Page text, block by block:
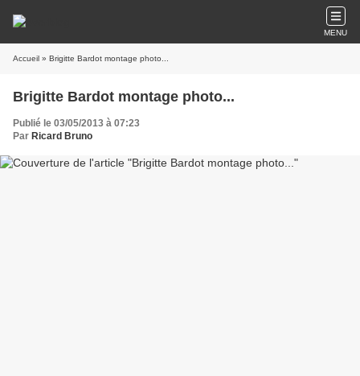
MENU
Accueil » Brigitte Bardot montage photo...
Brigitte Bardot montage photo...
Publié le 03/05/2013 à 07:23
Par Ricard Bruno